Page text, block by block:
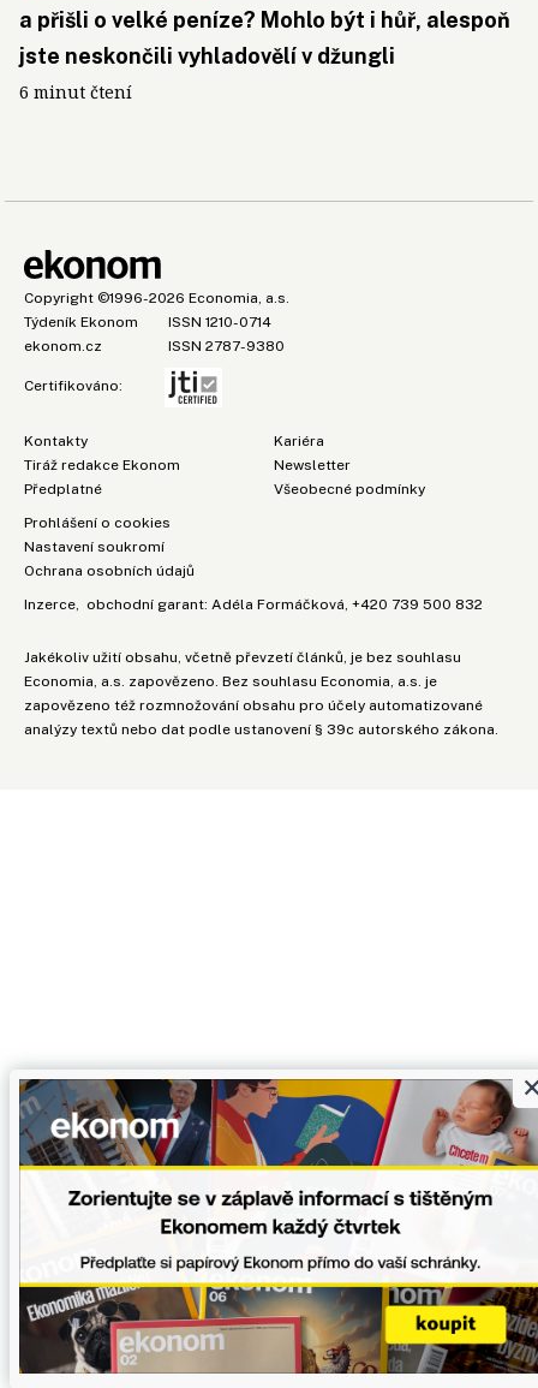
a přišli o velké peníze? Mohlo být i hůř, alespoň
jste neskončili vyhladovělí v džungli
6 minut čtení
Copyright ©1996-2026 Economia, a.s.
Týdeník Ekonom
ISSN 1210-0714
ekonom.cz
ISSN 2787-9380
Certifikováno:
Kontakty
Tiráž redakce Ekonom
Předplatné
Kariéra
Newsletter
Všeobecné podmínky
Prohlášení o cookies
Nastavení soukromí
Ochrana osobních údajů
Inzerce , obchodní garant: Adéla Formáčková +420 739 500 832
Jakékoliv užití obsahu, včetně převzetí článků, je bez souhlasu
Economia, a.s. zapovězeno. Bez souhlasu Economia, a.s. je
zapovězeno též rozmnožování obsahu pro účely automatizované
analýzy textů nebo dat podle ustanovení § 39c autorského zákona.